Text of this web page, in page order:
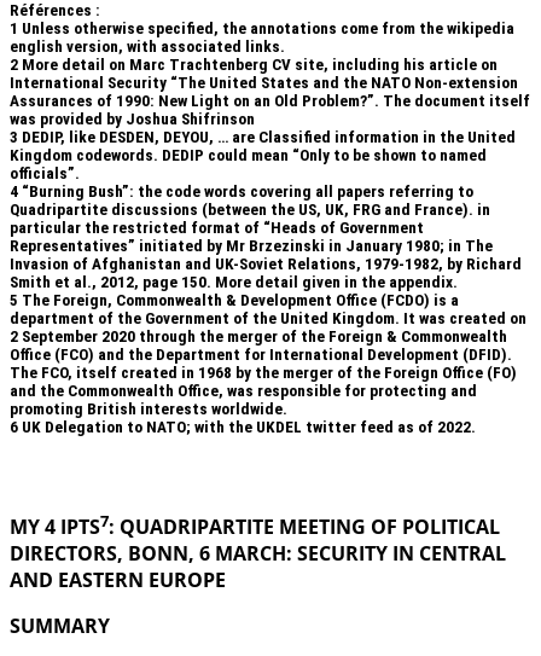
Références :
1 Unless otherwise specified, the annotations come from the wikipedia
english version, with associated links.
2 More detail on Marc Trachtenberg CV site, including his article on
International Security “The United States and the NATO Non-extension
Assurances of 1990: New Light on an Old Problem?”. The document itself
was provided by Joshua Shifrinson
3 DEDIP, like DESDEN, DEYOU, … are Classified information in the United
Kingdom codewords. DEDIP could mean “Only to be shown to named
officials”.
4 “Burning Bush”: the code words covering all papers referring to
Quadripartite discussions (between the US, UK, FRG and France). in
particular the restricted format of “Heads of Government
Representatives” initiated by Mr Brzezinski in January 1980; in The
Invasion of Afghanistan and UK-Soviet Relations, 1979-1982, by Richard
Smith et al., 2012, page 150. More detail given in the appendix.
5 The Foreign, Commonwealth & Development Office (FCDO) is a
department of the Government of the United Kingdom. It was created on
2 September 2020 through the merger of the Foreign & Commonwealth
Office (FCO) and the Department for International Development (DFID).
The FCO, itself created in 1968 by the merger of the Foreign Office (FO)
and the Commonwealth Office, was responsible for protecting and
promoting British interests worldwide.
6 UK Delegation to NATO; with the UKDEL twitter feed as of 2022.
MY 4 IPTS7: QUADRIPARTITE MEETING OF POLITICAL
DIRECTORS, BONN, 6 MARCH: SECURITY IN CENTRAL
AND EASTERN EUROPE
SUMMARY